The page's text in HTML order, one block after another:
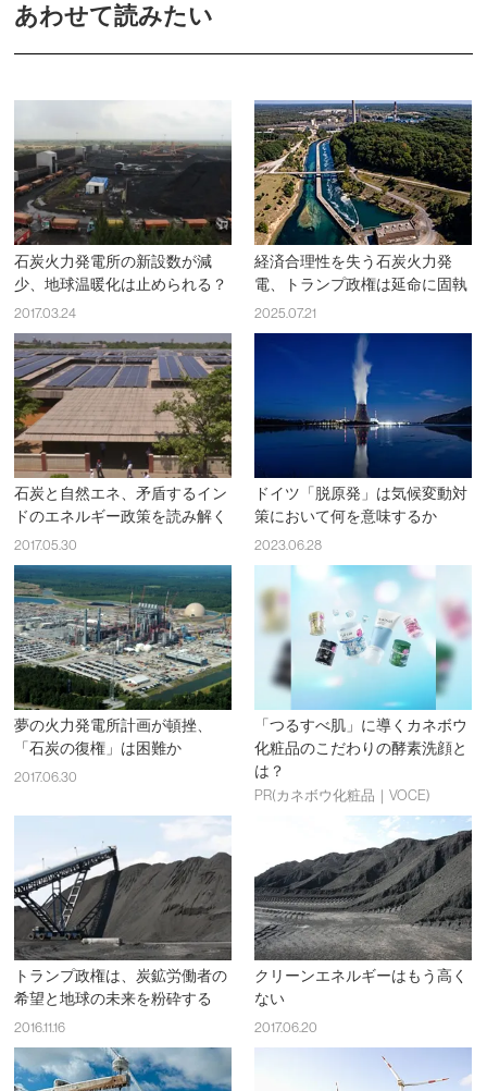
あわせて読みたい
石炭火力発電所の新設数が減
少、地球温暖化は止められる？
2017.03.24
経済合理性を失う石炭火力発
電、トランプ政権は延命に固執
2025.07.21
石炭と自然エネ、矛盾するイン
ドのエネルギー政策を読み解く
2017.05.30
ドイツ「脱原発」は気候変動対
策において何を意味するか
2023.06.28
夢の火力発電所計画が頓挫、
「石炭の復権」は困難か
2017.06.30
「つるすべ肌」に導くカネボウ
化粧品のこだわりの酵素洗顔と
は？
PR(カネボウ化粧品｜VOCE)
トランプ政権は、炭鉱労働者の
希望と地球の未来を粉砕する
2016.11.16
クリーンエネルギーはもう高く
ない
2017.06.20